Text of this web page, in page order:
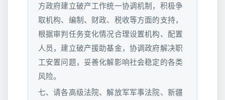
方政府建立破产工作统一协调机制，积极争
取机构、编制、财政、税收等方面的支持，
根据审判任务变化情况合理设置机构、配置
人员，建立破产援助基金，协调政府解决职
工安置问题，妥善化解影响社会稳定的各类
风险。
七、请各高级法院、解放军军事法院、新疆